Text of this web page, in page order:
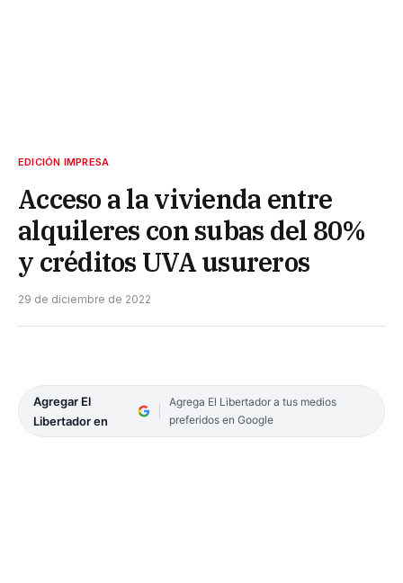
EDICIÓN IMPRESA
Acceso a la vivienda entre
alquileres con subas del 80%
y créditos UVA usureros
29 de diciembre de 2022
Agregar El
Libertador en
Agrega El Libertador a tus medios
preferidos en Google